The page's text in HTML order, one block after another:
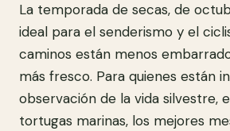
La temporada de secas, de
ideal para el senderismo y el
caminos están menos
más fresco. Para quienes están
observación de la vida silvestre,
tortugas marinas, los mejores